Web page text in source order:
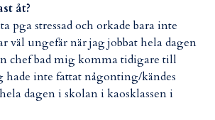
åt?
pga stressad och orkade bara inte
väl ungefär när jag jobbat hela dagen
chef bad mig komma tidigare till
hade inte fattat någonting/kändes
dagen i skolan i kaosklassen i